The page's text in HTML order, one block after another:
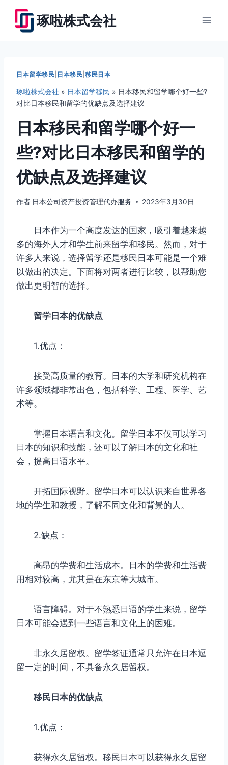
琢啦株式会社
日本留学移民 日本移民 |移民日本
琢啦株式会社 » 日本留学移民 » 日本移民和留学哪个好一些?
对比日本移民和留学的优缺点及选择建议
日本移民和留学哪个好一
些?对比日本移民和留学的
优缺点及选择建议
作者 日本公司资产投资管理代办服务 2023年3月30日
日本作为一个高度发达的国家，吸引着越来越
多的海外人才和学生前来留学和移民。然而，对于
许多人来说，选择留学还是移民日本可能是一个难
以做出的决定。下面将对两者进行比较，以帮助您
做出更明智的选择。
留学日本的优缺点
1.优点：
接受高质量的教育。日本的大学和研究机构在
许多领域都非常出色，包括科学、工程、医学、艺
术等。
掌握日本语言和文化。留学日本不仅可以学习
日本的知识和技能，还可以了解日本的文化和社
会，提高日语水平。
开拓国际视野。留学日本可以认识来自世界各
地的学生和教授，了解不同文化和背景的人。
2.缺点：
高昂的学费和生活成本。日本的学费和生活费
用相对较高，尤其是在东京等大城市。
语言障碍。对于不熟悉日语的学生来说，留学
日本可能会遇到一些语言和文化上的困难。
非永久居留权。留学签证通常只允许在日本逗
留一定的时间，不具备永久居留权。
移民日本的优缺点
1.优点：
获得永久居留权。移民日本可以获得永久居留